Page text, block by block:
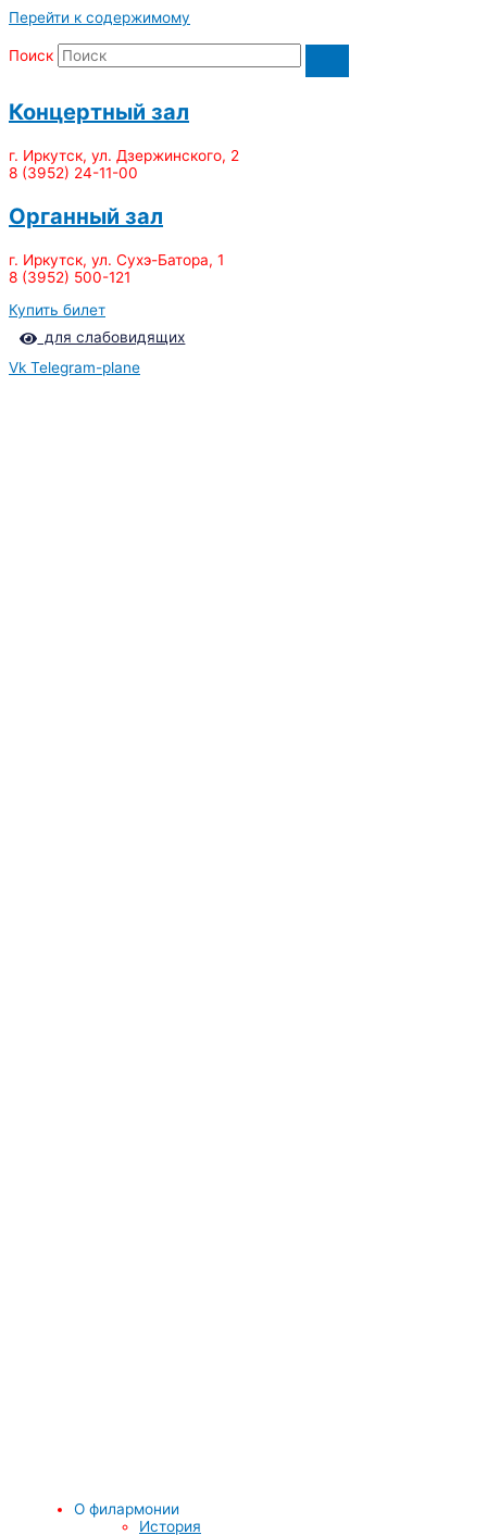
Перейти к содержимому
Поиск
Концертный зал
г. Иркутск, ул. Дзержинского, 2
8 (3952) 24-11-00
Органный зал
г. Иркутск, ул. Сухэ-Батора, 1
8 (3952) 500-121
Купить билет
для слабовидящих
Vk Telegram-plane
О филармонии
История